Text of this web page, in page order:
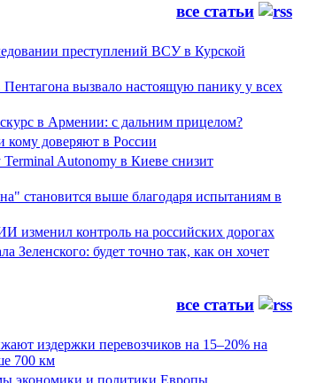
все статьи
преступлений ВСУ в Курской
вызвало настоящую панику у всех
в Армении: с дальним прицелом?
кому доверяют в России
Autonomy в Киеве снизит
становится выше благодаря испытаниям в
изменил контроль на российских дорогах
Зеленского: будет точно так, как он хочет
все статьи
издержки перевозчиков на 15–20% на
700 км
экономики и политики Европы